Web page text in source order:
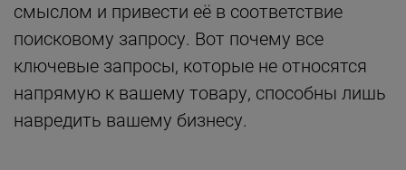
смыслом и привести её в соответствие
поисковому запросу. Вот почему все
ключевые запросы, которые не относятся
напрямую к вашему товару, способны лишь
навредить вашему бизнесу.